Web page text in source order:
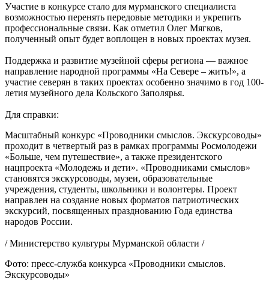
Участие в конкурсе стало для мурманского специалиста
возможностью перенять передовые методики и укрепить
профессиональные связи. Как отметил Олег Мягков,
полученный опыт будет воплощен в новых проектах музея.
Поддержка и развитие музейной сферы региона — важное
направление народной программы «На Севере – жить!», а
участие северян в таких проектах особенно значимо в год 100-
летия музейного дела Кольского Заполярья.
Для справки:
Масштабный конкурс «Проводники смыслов. Экскурсоводы»
проходит в четвертый раз в рамках программы Росмолодежи
«Больше, чем путешествие», а также президентского
нацпроекта «Молодежь и дети». «Проводниками смыслов»
становятся экскурсоводы, музеи, образовательные
учреждения, студенты, школьники и волонтеры. Проект
направлен на создание новых форматов патриотических
экскурсий, посвященных празднованию Года единства
народов России.
/ Министерство культуры Мурманской области /
Фото: пресс-служба конкурса «Проводники смыслов.
Экскурсоводы»